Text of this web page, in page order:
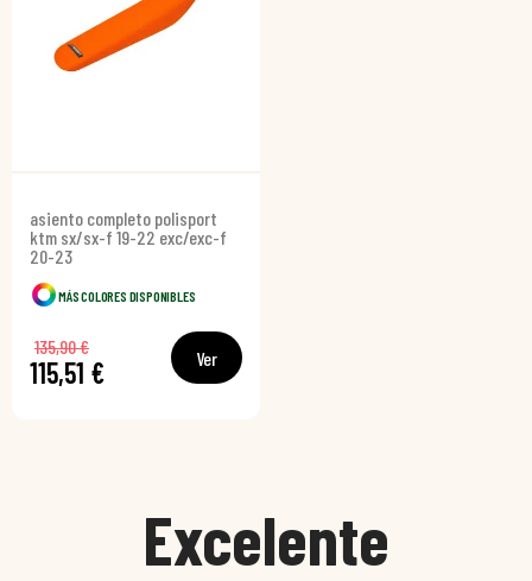
asiento completo polisport
ktm sx/sx-f 19-22 exc/exc-f
20-23
MÁS COLORES DISPONIBLES
115,51 €
135,90 € Ver
Excelente